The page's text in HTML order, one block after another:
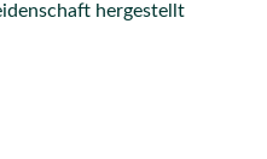
hergestellt